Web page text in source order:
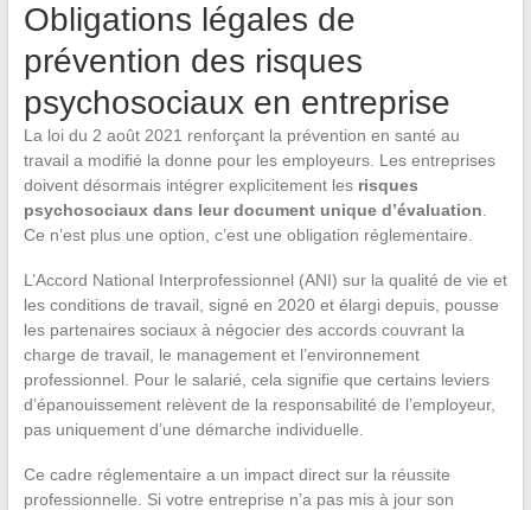
Obligations légales de
prévention des risques
psychosociaux en entreprise
La loi du 2 août 2021 renforçant la prévention en santé au
travail a modifié la donne pour les employeurs. Les entreprises
doivent désormais intégrer explicitement les risques
psychosociaux dans leur document unique d’évaluation
Ce n’est plus une option, c’est une obligation réglementaire.
L’Accord National Interprofessionnel (ANI) sur la qualité de vie et
les conditions de travail, signé en 2020 et élargi depuis, pousse
les partenaires sociaux à négocier des accords couvrant la
charge de travail, le management et l’environnement
professionnel. Pour le salarié, cela signifie que certains leviers
d’épanouissement relèvent de la responsabilité de l’employeur,
pas uniquement d’une démarche individuelle.
Ce cadre réglementaire a un impact direct sur la réussite
professionnelle. Si votre entreprise n’a pas mis à jour son